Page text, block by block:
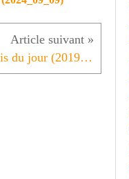
L'instant néerlandais du jour (2019_11_19): het CDA